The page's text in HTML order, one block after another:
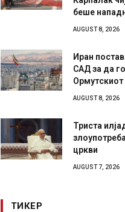
беше
AUGUST 8, 2026
Иран
САД за да
Ормутскиот
AUGUST 8, 2026
Триста
цркви
AUGUST 7, 2026
ТИКЕР